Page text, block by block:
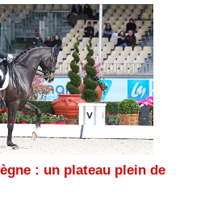
: un plateau plein de